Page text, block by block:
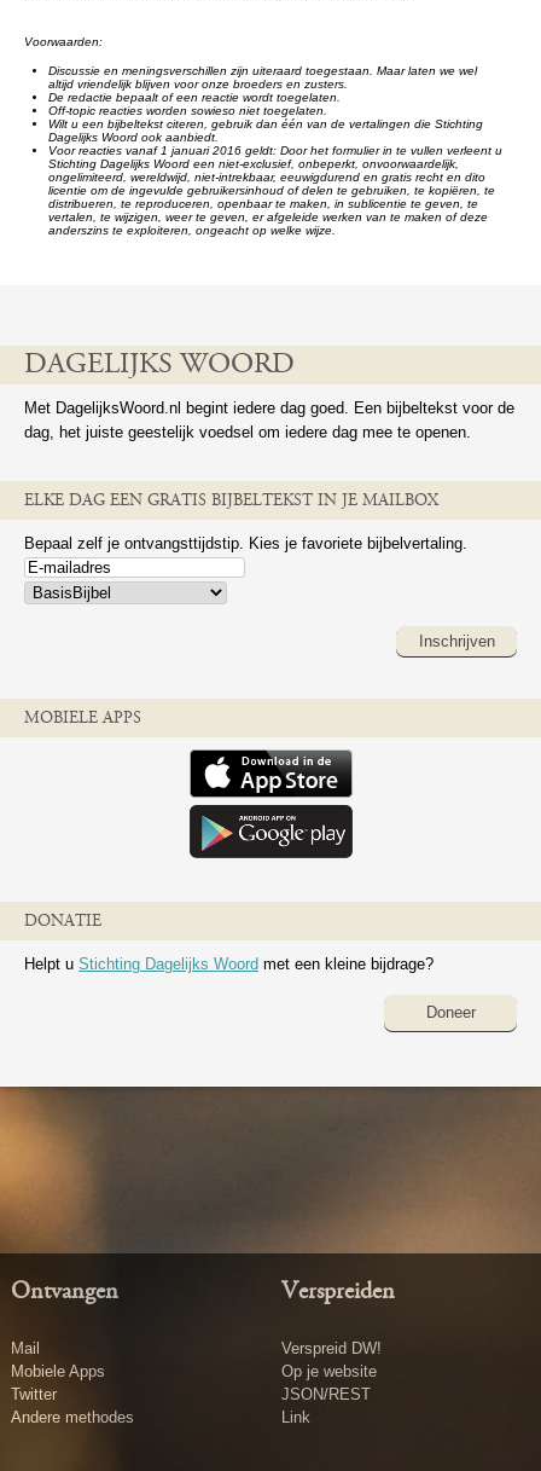
Voorwaarden:
Discussie en meningsverschillen zijn uiteraard toegestaan. Maar laten we wel
altijd vriendelijk blijven voor onze broeders en zusters.
De redactie bepaalt of een reactie wordt toegelaten.
Off-topic reacties worden sowieso niet toegelaten.
Wilt u een bijbeltekst citeren, gebruik dan één van de vertalingen die Stichting
Dagelijks Woord ook aanbiedt.
Voor reacties vanaf 1 januari 2016 geldt: Door het formulier in te vullen verleent u
Stichting Dagelijks Woord een niet-exclusief, onbeperkt, onvoorwaardelijk,
ongelimiteerd, wereldwijd, niet-intrekbaar, eeuwigdurend en gratis recht en dito
licentie om de ingevulde gebruikersinhoud of delen te gebruiken, te kopiëren, te
distribueren, te reproduceren, openbaar te maken, in sublicentie te geven, te
vertalen, te wijzigen, weer te geven, er afgeleide werken van te maken of deze
anderszins te exploiteren, ongeacht op welke wijze.
DAGELIJKS WOORD
Met DagelijksWoord.nl begint iedere dag goed. Een bijbeltekst voor de
dag, het juiste geestelijk voedsel om iedere dag mee te openen.
ELKE DAG EEN GRATIS BIJBELTEKST IN JE MAILBOX
Bepaal zelf je ontvangsttijdstip. Kies je favoriete bijbelvertaling.
Inschrijven
MOBIELE APPS
DONATIE
Helpt u Stichting Dagelijks Woord met een kleine bijdrage?
Doneer
Ontvangen
Mail
Mobiele Apps
Twitter
Andere methodes
Verspreiden
Verspreid DW!
Op je website
JSON/REST
Link